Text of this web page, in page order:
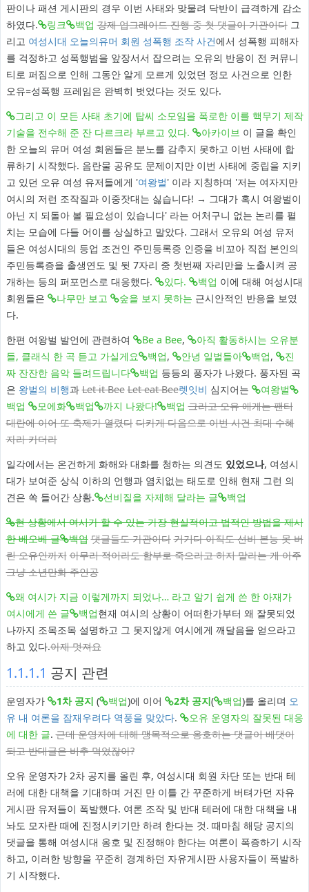
판이나 패션 게시판의 경우 이번 사태와 맞물려 닥반이 급격하게 감소
하였다.
링크 백업 강제 업그레이드 진행 중 첫 댓글이 가관이다그
리고 여성시대 오늘의유머 회원 성폭행 조작 사건에서 성폭행 피해자
를 걱정하고 성폭행범을 앞장서서 잡으려는 오유의 반응이 전 커뮤니
티로 퍼짐으로 인해 그동안 알게 모르게 있었던 정모 사건으로 인한
오유=성폭행 프레임은 완벽히 벗었다는 것도 있다.
그리고 이 모든 사태 초기에 탑씨 소모임을 폭로한 이를 핵무기 제작
기술을 전수해 준 잔 다르크라 부르고 있다.
아카이브 이 글을 확인
한 오늘의 유머 여성 회원들은 분노를 감추지 못하고 이번 사태에 합
류하기 시작했다. 음란물 공유도 문제이지만 이번 사태에 중립을 지키
고 있던 오유 여성 유저들에게 '여왕벌' 이라 지칭하며 '저는 여자지만
여시의 저런 조작질과 이중잣대는 싫습니다! → 그대가 혹시 여왕벌이
아닌 지 되돌아 볼 필요성이 있습니다' 라는 어처구니 없는 논리를 펼
치는 모습에 다들 어이를 상실하고 말았다. 그래서 오유의 여성 유저
들은 여성시대의 등업 조건인 주민등록증 인증을 비꼬아 직접 본인의
주민등록증을 출생연도 및 뒷 7자리 중 첫번째 자리만을 노출시켜 공
개하는 등의 퍼포먼스로 대응했다.
있다. 백업 이에 대해 여성시대
회원들은
나무만 보고 숲을 보지 못하는 근시안적인 반응을 보였
다.
한편 여왕벌 발언에 관련하여
Be a Bee,
아직 활동하시는 오유분
들, 클래식 한 곡 듣고 가실게요
백업, 안녕 일벌들아 백업,
진
짜 잔잔한 음악 들려드립니다
백업 등등의 풍자가 나왔다. 풍자된 곡
은 왕벌의 비행과Let it Bee Let eat Bee렛잇비 심지어는
여왕벌
백업
모에화 백업 까지 나왔다! 백업 그리고 오유 애게는 팬티
대란에 이어 또 축제가 열렸다 디카게 다음으로 이번 사건 최대 수혜
자라 카더라
일각에서는 온건하게 화해와 대화를 청하는 의견도 있었으나, 여성시
대가 보여준 상식 이하의 언행과 염치없는 태도로 인해 현재 그런 의
견은 쏙 들어간 상황.
선비질을 자제해 달라는 글
백업
현 상황에서 여시가 할 수 있는 가장 현실적이고 법적인 방법을 제시
한 베오베 글
백업 댓글들도 가관이다 거기다 아직도 선비 본능 못 버
린 오유인까지 아무리 적이라도 함부로 죽으라고 하지 말라는 게 아주
그냥 소년만화 주인공
왜 여시가 지금 이렇게까지 되었나… 라고 알기 쉽게 쓴 한 아재가
여시에게 쓴 글
백업현재 여시의 상황이 어떠한가부터 왜 잘못되었
나까지 조목조목 설명하고 그 못지않게 여시에게 깨달음을 얻으라고
하고 있다.아재 멋져요
1.1.1.1 공지 관련
운영자가 1차 공지 ( 백업)에 이어 2차 공지( 백업)를 올리며 오
유 내 여론을 잠재우려다 역풍을 맞았다.
오유 운영자의 잘못된 대응
에 대한 글.근데 운영자에 대해 맹목적으로 옹호하는 댓글이 베댓이
되고 반대글은 비추 먹었잖아?
오유 운영자가 2차 공지를 올린 후, 여성시대 회원 차단 또는 반대 테
러에 대한 대책을 기대하며 거진 만 이틀 간 꾸준하게 버텨가던 자유
게시판 유저들이 폭발했다. 여론 조작 및 반대 테러에 대한 대책을 내
놔도 모자란 때에 진정시키기만 하려 한다는 것. 때마침 해당 공지의
댓글을 통해 여성시대 옹호 및 진정해야 한다는 여론이 폭증하기 시작
하고, 이러한 방향을 꾸준히 경계하던 자유게시판 사용자들이 폭발하
기 시작했다.